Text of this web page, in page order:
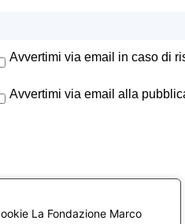
La Fondazione Marco
Avvertimi via email in caso di
Avvertimi via email alla